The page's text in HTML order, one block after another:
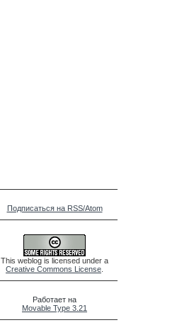
Подписаться на RSS/Atom
This weblog is licensed under a
Creative Commons License
Работает на
Movable Type 3.21